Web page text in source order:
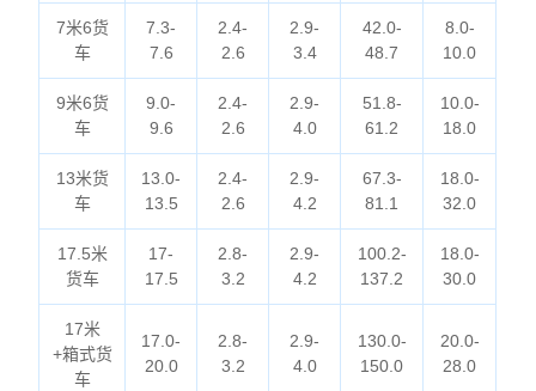
7米6货
车
7.3-
7.6
2.4-
2.6
2.9-
3.4
42.0-
48.7
8.0-
10.0
9米6货
车
9.0-
9.6
2.4-
2.6
2.9-
4.0
51.8-
61.2
10.0-
18.0
13米货
车
13.0-
13.5
2.4-
2.6
2.9-
4.2
67.3-
81.1
18.0-
32.0
17.5米
货车
17-
17.5
2.8-
3.2
2.9-
4.2
100.2-
137.2
18.0-
30.0
17米
+箱式货
车
17.0-
20.0
2.8-
3.2
2.9-
4.0
130.0-
150.0
20.0-
28.0